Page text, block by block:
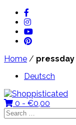
Home / pressday
Deutsch
0 - €0,00